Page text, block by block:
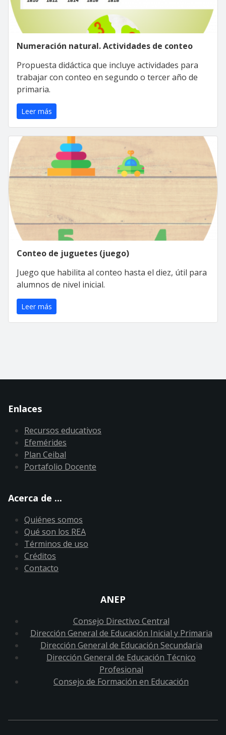
Numeración natural. Actividades de conteo
Propuesta didáctica que incluye actividades para
trabajar con conteo en segundo o tercer año de
primaria.
Leer más
Conteo de juguetes (juego)
Juego que habilita al conteo hasta el diez, útil para
alumnos de nivel inicial.
Leer más
Enlaces
Recursos educativos
Efemérides
Plan Ceibal
Portafolio Docente
Acerca de ...
Quiénes somos
Qué son los REA
Términos de uso
Créditos
Contacto
ANEP
Consejo Directivo Central
Dirección General de Educación Inicial y Primaria
Dirección General de Educación Secundaria
Dirección General de Educación Técnico
Profesional
Consejo de Formación en Educación